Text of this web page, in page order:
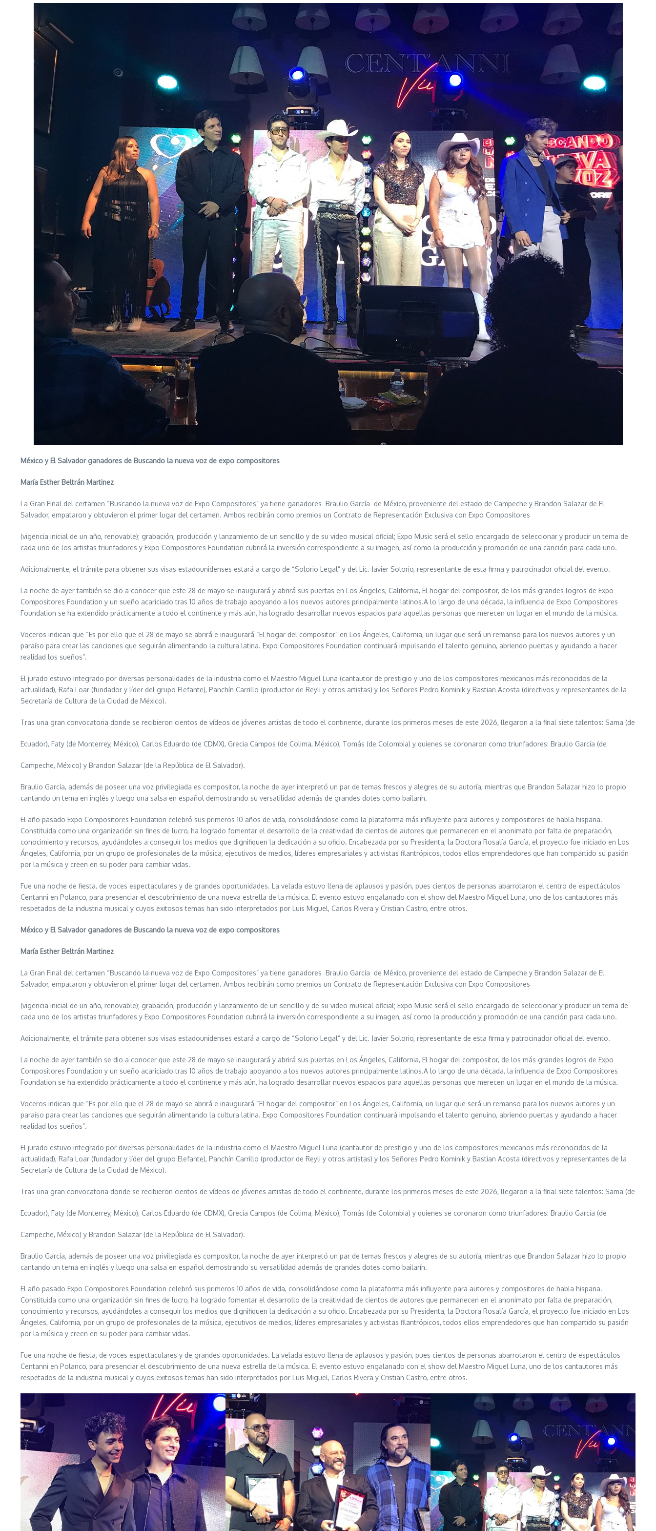
México y El Salvador ganadores de Buscando la nueva voz de expo compositores
María Esther Beltrán Martinez
La Gran Final del certamen “Buscando la nueva voz de Expo Compositores” ya tiene ganadores Braulio García de México, proveniente del estado de Campeche y Brandon Salazar de El
Salvador, empataron y obtuvieron el primer lugar del certamen. Ambos recibirán como premios un Contrato de Representación Exclusiva con Expo Compositores
(vigencia inicial de un año, renovable); grabación, producción y lanzamiento de un sencillo y de su video musical oficial; Expo Music será el sello encargado de seleccionar y producir un tema de
cada uno de los artistas triunfadores y Expo Compositores Foundation cubrirá la inversión correspondiente a su imagen, así como la producción y promoción de una canción para cada uno.
Adicionalmente, el trámite para obtener sus visas estadounidenses estará a cargo de “Solorio Legal” y del Lic. Javier Solorio, representante de esta firma y patrocinador oficial del evento.
La noche de ayer también se dio a conocer que este 28 de mayo se inaugurará y abrirá sus puertas en Los Ángeles, California, El hogar del compositor, de los más grandes logros de Expo
Compositores Foundation y un sueño acariciado tras 10 años de trabajo apoyando a los nuevos autores principalmente latinos.A lo largo de una década, la influencia de Expo Compositores
Foundation se ha extendido prácticamente a todo el continente y más aún, ha logrado desarrollar nuevos espacios para aquellas personas que merecen un lugar en el mundo de la música.
Voceros indican que “Es por ello que el 28 de mayo se abrirá e inaugurará “El hogar del compositor” en Los Ángeles, California, un lugar que será un remanso para los nuevos autores y un
paraíso para crear las canciones que seguirán alimentando la cultura latina. Expo Compositores Foundation continuará impulsando el talento genuino, abriendo puertas y ayudando a hacer
realidad los sueños”.
El jurado estuvo integrado por diversas personalidades de la industria como el Maestro Miguel Luna (cantautor de prestigio y uno de los compositores mexicanos más reconocidos de la
actualidad), Rafa Loar (fundador y líder del grupo Elefante), Panchín Carrillo (productor de Reyli y otros artistas) y los Señores Pedro Kominik y Bastian Acosta (directivos y representantes de la
Secretaría de Cultura de la Ciudad de México).
Tras una gran convocatoria donde se recibieron cientos de vídeos de jóvenes artistas de todo el continente, durante los primeros meses de este 2026, llegaron a la final siete talentos: Sama (de
Ecuador), Faty (de Monterrey, México), Carlos Eduardo (de CDMX), Grecia Campos (de Colima, México), Tomás (de Colombia) y quienes se coronaron como triunfadores: Braulio García (de
Campeche, México) y Brandon Salazar (de la República de El Salvador).
Braulio García, además de poseer una voz privilegiada es compositor, la noche de ayer interpretó un par de temas frescos y alegres de su autoría, mientras que Brandon Salazar hizo lo propio
cantando un tema en inglés y luego una salsa en español demostrando su versatilidad además de grandes dotes como bailarín.
El año pasado Expo Compositores Foundation celebró sus primeros 10 años de vida, consolidándose como la plataforma más influyente para autores y compositores de habla hispana.
Constituida como una organización sin fines de lucro, ha logrado fomentar el desarrollo de la creatividad de cientos de autores que permanecen en el anonimato por falta de preparación,
conocimiento y recursos, ayudándoles a conseguir los medios que dignifiquen la dedicación a su oficio. Encabezada por su Presidenta, la Doctora Rosalía García, el proyecto fue iniciado en Los
Ángeles, California, por un grupo de profesionales de la música, ejecutivos de medios, líderes empresariales y activistas filantrópicos, todos ellos emprendedores que han compartido su pasión
por la música y creen en su poder para cambiar vidas.
Fue una noche de fiesta, de voces espectaculares y de grandes oportunidades. La velada estuvo llena de aplausos y pasión, pues cientos de personas abarrotaron el centro de espectáculos
Centanni en Polanco, para presenciar el descubrimiento de una nueva estrella de la música. El evento estuvo engalanado con el show del Maestro Miguel Luna, uno de los cantautores más
respetados de la industria musical y cuyos exitosos temas han sido interpretados por Luis Miguel, Carlos Rivera y Cristian Castro, entre otros.
México y El Salvador ganadores de Buscando la nueva voz de expo compositores
María Esther Beltrán Martinez
La Gran Final del certamen “Buscando la nueva voz de Expo Compositores” ya tiene ganadores Braulio García de México, proveniente del estado de Campeche y Brandon Salazar de El
Salvador, empataron y obtuvieron el primer lugar del certamen. Ambos recibirán como premios un Contrato de Representación Exclusiva con Expo Compositores
(vigencia inicial de un año, renovable); grabación, producción y lanzamiento de un sencillo y de su video musical oficial; Expo Music será el sello encargado de seleccionar y producir un tema de
cada uno de los artistas triunfadores y Expo Compositores Foundation cubrirá la inversión correspondiente a su imagen, así como la producción y promoción de una canción para cada uno.
Adicionalmente, el trámite para obtener sus visas estadounidenses estará a cargo de “Solorio Legal” y del Lic. Javier Solorio, representante de esta firma y patrocinador oficial del evento.
La noche de ayer también se dio a conocer que este 28 de mayo se inaugurará y abrirá sus puertas en Los Ángeles, California, El hogar del compositor, de los más grandes logros de Expo
Compositores Foundation y un sueño acariciado tras 10 años de trabajo apoyando a los nuevos autores principalmente latinos.A lo largo de una década, la influencia de Expo Compositores
Foundation se ha extendido prácticamente a todo el continente y más aún, ha logrado desarrollar nuevos espacios para aquellas personas que merecen un lugar en el mundo de la música.
Voceros indican que “Es por ello que el 28 de mayo se abrirá e inaugurará “El hogar del compositor” en Los Ángeles, California, un lugar que será un remanso para los nuevos autores y un
paraíso para crear las canciones que seguirán alimentando la cultura latina. Expo Compositores Foundation continuará impulsando el talento genuino, abriendo puertas y ayudando a hacer
realidad los sueños”.
El jurado estuvo integrado por diversas personalidades de la industria como el Maestro Miguel Luna (cantautor de prestigio y uno de los compositores mexicanos más reconocidos de la
actualidad), Rafa Loar (fundador y líder del grupo Elefante), Panchín Carrillo (productor de Reyli y otros artistas) y los Señores Pedro Kominik y Bastian Acosta (directivos y representantes de la
Secretaría de Cultura de la Ciudad de México).
Tras una gran convocatoria donde se recibieron cientos de vídeos de jóvenes artistas de todo el continente, durante los primeros meses de este 2026, llegaron a la final siete talentos: Sama (de
Ecuador), Faty (de Monterrey, México), Carlos Eduardo (de CDMX), Grecia Campos (de Colima, México), Tomás (de Colombia) y quienes se coronaron como triunfadores: Braulio García (de
Campeche, México) y Brandon Salazar (de la República de El Salvador).
Braulio García, además de poseer una voz privilegiada es compositor, la noche de ayer interpretó un par de temas frescos y alegres de su autoría, mientras que Brandon Salazar hizo lo propio
cantando un tema en inglés y luego una salsa en español demostrando su versatilidad además de grandes dotes como bailarín.
El año pasado Expo Compositores Foundation celebró sus primeros 10 años de vida, consolidándose como la plataforma más influyente para autores y compositores de habla hispana.
Constituida como una organización sin fines de lucro, ha logrado fomentar el desarrollo de la creatividad de cientos de autores que permanecen en el anonimato por falta de preparación,
conocimiento y recursos, ayudándoles a conseguir los medios que dignifiquen la dedicación a su oficio. Encabezada por su Presidenta, la Doctora Rosalía García, el proyecto fue iniciado en Los
Ángeles, California, por un grupo de profesionales de la música, ejecutivos de medios, líderes empresariales y activistas filantrópicos, todos ellos emprendedores que han compartido su pasión
por la música y creen en su poder para cambiar vidas.
Fue una noche de fiesta, de voces espectaculares y de grandes oportunidades. La velada estuvo llena de aplausos y pasión, pues cientos de personas abarrotaron el centro de espectáculos
Centanni en Polanco, para presenciar el descubrimiento de una nueva estrella de la música. El evento estuvo engalanado con el show del Maestro Miguel Luna, uno de los cantautores más
respetados de la industria musical y cuyos exitosos temas han sido interpretados por Luis Miguel, Carlos Rivera y Cristian Castro, entre otros.